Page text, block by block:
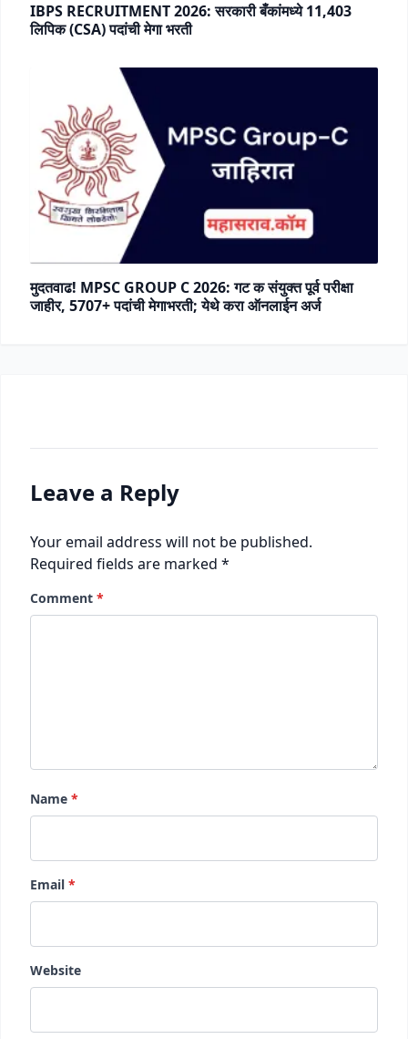
IBPS RECRUITMENT 2026: सरकारी बँकांमध्ये 11,403
लिपिक (CSA) पदांची मेगा भरती
मुदतवाढ! MPSC GROUP C 2026: गट क संयुक्त पूर्व परीक्षा
जाहीर, 5707+ पदांची मेगाभरती; येथे करा ऑनलाईन अर्ज
Leave a Reply
Your email address will not be published.
Required fields are marked *
Comment *
Name *
Email *
Website